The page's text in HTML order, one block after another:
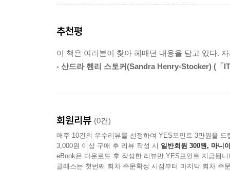
____시험해 보기
__스크린샷 캡처
____시험해 보기
9장. 데이터 탈취의 기쁨
__파일 암호화 및 복호화
앞에서부터 순서대로 읽어가는 것이 좋다.
이 책의 구성
2장에서는 네트워크 개론을 다루고, 3장에서는
주제를 Scapy 도구로 배운다. 이 책의 중반부인
배울 것이다.
지은이의 말
추천평
이 책은 여러분이 찾아 헤매던 내용을 담고 있다.
- 산드라 헨리 스토커(Sandra Henry-Stocker) (「
회원리뷰 (0건)
매주 10건의 우수리뷰를 선정하여 YES포인트 3만원을 드
3,000원 이상 구매 후 리뷰 작성 시 일반회원 300원, 마니
eBook은 다운로드 후 작성한 리뷰만 YES포인트 지급됩니
클래스는 첫번째 회차 주문확정 시점부터 마지막 회차 주